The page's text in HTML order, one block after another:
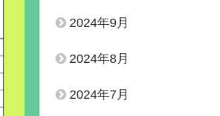
2024年9月
2024年8月
2024年7月